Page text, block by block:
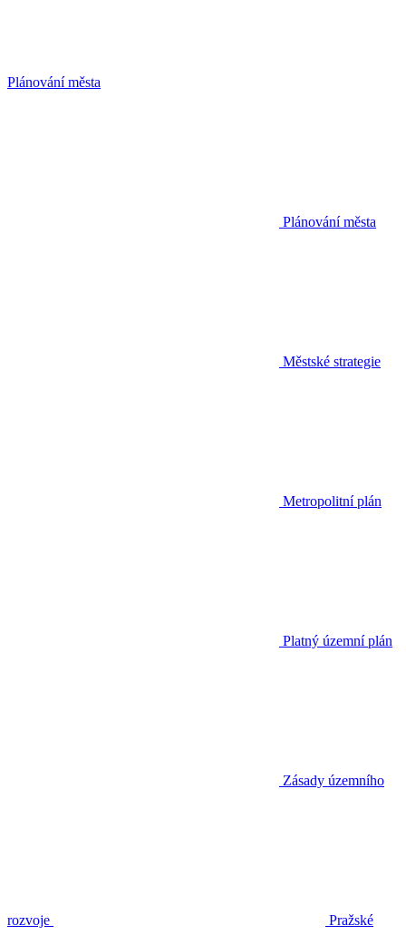
Plánování města
Plánování města
Městské strategie
Metropolitní plán
Platný územní plán
Zásady územního
rozvoje Pražské